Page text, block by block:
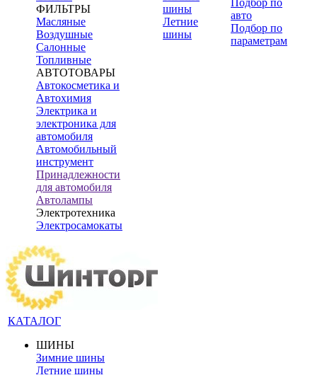
ФИЛЬТРЫ
Масляные
Воздушные
Салонные
Топливные
АВТОТОВАРЫ
Автокосметика и
Автохимия
Электрика и
электроника для
автомобиля
Автомобильный
инструмент
Принадлежности
для автомобиля
Автолампы
Электротехника
Электросамокаты
шины
Летние
шины
авто
Подбор по
параметрам
КАТАЛОГ
ШИНЫ
Зимние шины
Летние шины